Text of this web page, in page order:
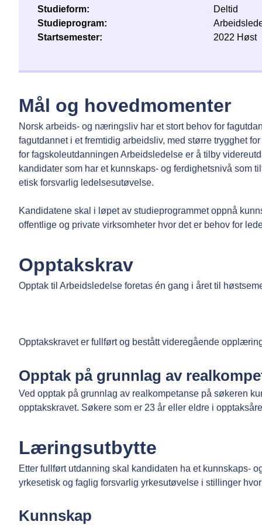
Studieform
Deltid
Studieprogram
Startsemester
2022 Høst
Mål og hovedmomenter
Norsk arbeids- og næringsliv har et stort behov for
fagutdannet i et fremtidig arbeidsliv, med større trygghet
for fagskoleutdanningen Arbeidsledelse er å tilby
kandidater som har et kunnskaps- og ferdighetsnivå som
etisk forsvarlig ledelsesutøvelse.
Kandidatene skal i løpet av studieprogrammet oppnå
offentlige og private virksomheter hvor det er behov for
Opptakskrav
Opptak til Arbeidsledelse foretas én gang i året til
Opptakskravet er fullført og bestått videregående
Opptak på grunnlag av
Ved opptak på grunnlag av realkompetanse på søkeren
opptakskravet. Søkere som er 23 år eller eldre i
Læringsutbytte
Etter fullført utdanning skal kandidaten ha et kunnskaps-
yrkesetisk og faglig forsvarlig yrkesutøvelse i stillinger
Kunnskap